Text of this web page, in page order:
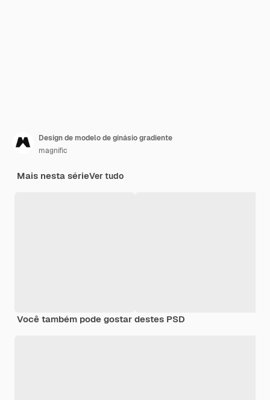
Design de modelo de ginásio gradiente
magnific
Mais nesta sérieVer tudo
Você também pode gostar destes PSD